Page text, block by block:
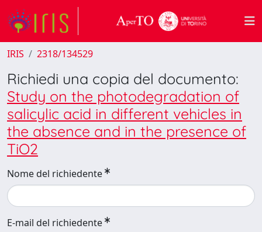
IRIS 2318/134529
Richiedi una copia del documento:
Study on the photodegradation of
salicylic acid in different vehicles in
the absence and in the presence of
TiO2
Nome del richiedente
E-mail del richiedente